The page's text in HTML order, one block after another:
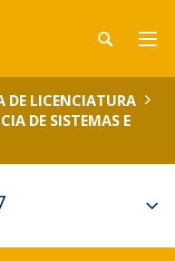
DE LICENCIATURA
DE SISTEMAS E